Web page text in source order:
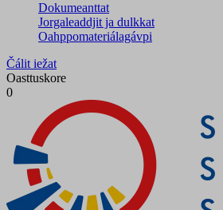
Dokumeanttat
Jorgaleaddjit ja dulkkat
Oahppomateriálagávpi
Čálit iežat
Oasttuskore
0